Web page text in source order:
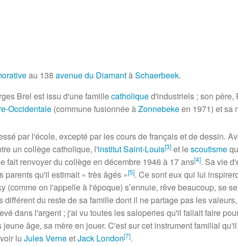
au 138 avenue du DiamantàSchaerbeek.
Brel est issu d'une famillecatholiqued'industriels ; son père,
Occidentale (commune fusionnée àZonnebekeen 1971) et sa
par l'école, excepté par les cours de français et de dessin.
un collège catholique, l'institut Saint-Louis[3] et lescoutisme
fait renvoyer du collège en décembre 1946 à 17 ans[4]. Sa vie
parents qu'il estimait « très âgés »[5]. Ce sont eux qui lui
(comme on l'appelle à l'époque) s’ennuie, rêve beaucoup, se
différent du reste de sa famille dont il ne partage pas les
dans l'argent ; j'ai vu toutes les saloperies qu'il fallait faire
âge, sa mère en jouer. C'est sur cet instrument familial
lu Jules VerneetJack London[7].